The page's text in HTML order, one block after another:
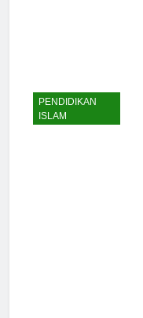
PENDIDIKAN
ISLAM